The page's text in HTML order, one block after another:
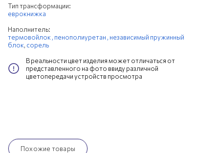
Тип трансформации:
еврокнижка
Наполнитель:
термовойлок , пенополиуретан , независимый пружинный
блок, сорель
В реальности цвет изделия может отличаться от
представленного на фото ввиду различной
цветопередачи устройств просмотра
Похожие товары